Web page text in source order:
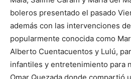
boleros presentado el pasado
además con las intervenciones
popularmente conocida como
Alberto Cuentacuentos y Lulú,
infantiles y entretenimiento para